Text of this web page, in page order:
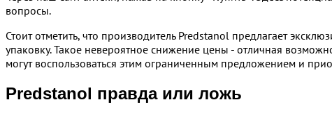
вопросы.
Стоит отметить, что производитель Predstanol предлагает
упаковку. Такое невероятное снижение цены - отличная
могут воспользоваться этим ограниченным предложением и
Predstanol правда или ложь